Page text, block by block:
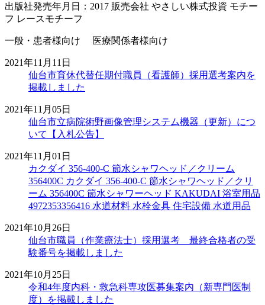
出版社発売年月日：2017 販売会社 やさしい株式投資 モチー
フ レースモチーフ
一般・患者様向け 医療関係者様向け
2021年11月11日
仙台市育休代替任期付職員（看護師）採用選考案内を
掲載しました
2021年11月05日
仙台市立病院術野画像管理システム機器（更新）につ
いて【入札公告】
2021年11月01日
カクダイ 356-400-C 節水シャワヘッド／クリーム
356400C カクダイ 356-400-C 節水シャワヘッド／クリ
ーム 356400C 節水シャワーヘッド KAKUDAI 浴室用品
4972353356416 水道材料 水栓金具 住宅設備 水道用品
2021年10月26日
仙台市職員（作業療法士）採用選考 最終合格者の受
験番号を掲載しました
2021年10月25日
令和4年度内科・救急科専攻医募集案内（新専門医制
度）を掲載しました